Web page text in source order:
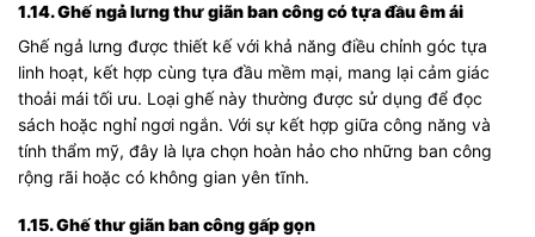
1.14. Ghế ngả lưng thư giãn ban công có tựa đầu êm ái
Ghế ngả lưng được thiết kế với khả năng điều chỉnh góc tựa
linh hoạt, kết hợp cùng tựa đầu mềm mại, mang lại cảm giác
thoải mái tối ưu. Loại ghế này thường được sử dụng để đọc
sách hoặc nghỉ ngơi ngắn. Với sự kết hợp giữa công năng và
tính thẩm mỹ, đây là lựa chọn hoàn hảo cho những ban công
rộng rãi hoặc có không gian yên tĩnh.
1.15. Ghế thư giãn ban công gấp gọn